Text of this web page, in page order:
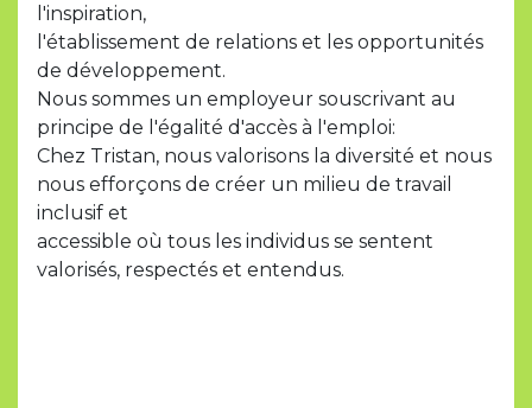
l'inspiration,
l'établissement de relations et les opportunités
de développement.
Nous sommes un employeur souscrivant au
principe de l'égalité d'accès à l'emploi:
Chez Tristan, nous valorisons la diversité et nous
nous efforçons de créer un milieu de travail
inclusif et
accessible où tous les individus se sentent
valorisés, respectés et entendus.